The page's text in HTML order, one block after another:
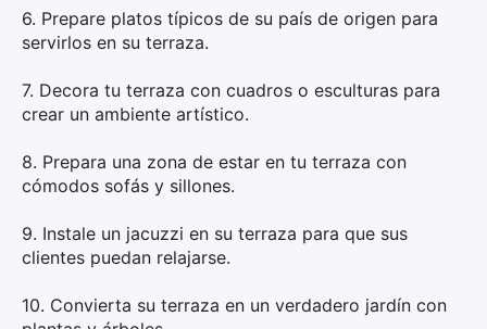
6. Prepare platos típicos de su país de origen para
servirlos en su terraza.
7. Decora tu terraza con cuadros o esculturas para
crear un ambiente artístico.
8. Prepara una zona de estar en tu terraza con
cómodos sofás y sillones.
9. Instale un jacuzzi en su terraza para que sus
clientes puedan relajarse.
10. Convierta su terraza en un verdadero jardín con